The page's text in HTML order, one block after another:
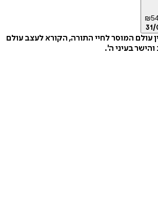
₪
31/
עולם המוסר לחיי התורה, הקורא לעצב עולם
בעיני ה'.